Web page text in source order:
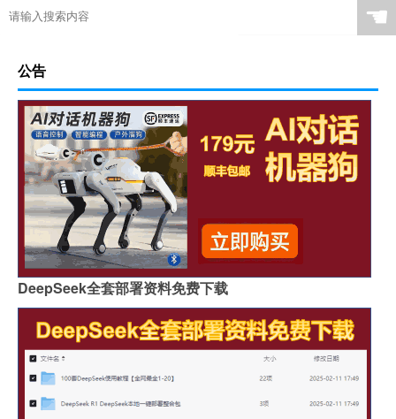
☚
公告
DeepSeek全套部署资料免费下载